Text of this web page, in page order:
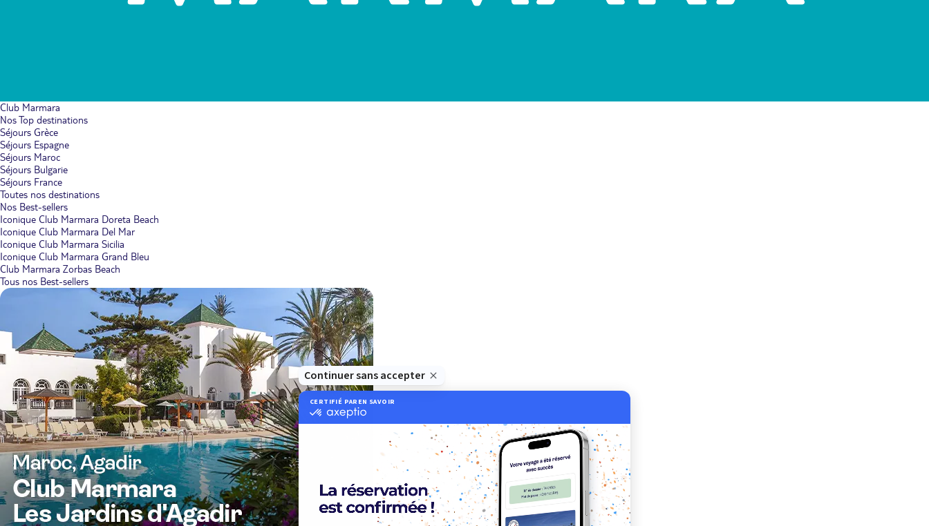
Club Marmara
Nos Top destinations
Séjours Grèce
Séjours Espagne
Séjours Maroc
Séjours Bulgarie
Séjours France
Toutes nos destinations
Nos Best-sellers
Iconique Club Marmara Doreta Beach
Iconique Club Marmara Del Mar
Iconique Club Marmara Sicilia
Iconique Club Marmara Grand Bleu
Club Marmara Zorbas Beach
Tous nos Best-sellers